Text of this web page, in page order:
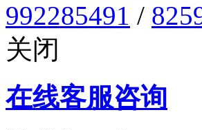
992285491 /
关闭
在线客服咨询